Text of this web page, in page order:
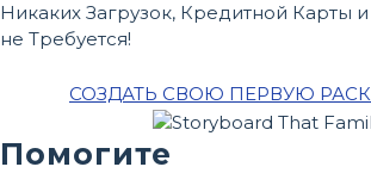
Никаких Загрузок, Кредитной Карты
не Требуется!
СОЗДАТЬ СВОЮ ПЕРВУЮ
Помогите